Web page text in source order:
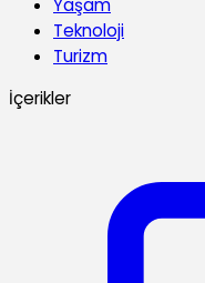
Yaşam
Teknoloji
Turizm
İçerikler